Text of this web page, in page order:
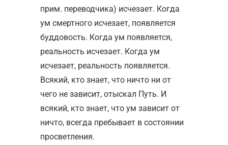
прим. переводчика) исчезает. Когда
ум смертного исчезает, появляется
буддовость. Когда ум появляется,
реальность исчезает. Когда ум
исчезает, реальность появляется.
Всякий, кто знает, что ничто ни от
чего не зависит, отыскал Путь. И
всякий, кто знает, что ум зависит от
ничто, всегда пребывает в состоянии
просветления.